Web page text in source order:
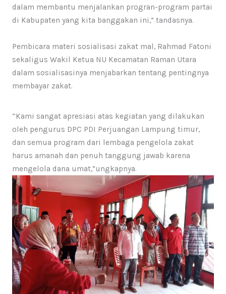
dalam membantu menjalankan progran-program partai
di Kabupaten yang kita banggakan ini,” tandasnya.
Pembicara materi sosialisasi zakat mal, Rahmad Fatoni
sekaligus Wakil Ketua NU Kecamatan Raman Utara
dalam sosialisasinya menjabarkan tentang pentingnya
membayar zakat.
“Kami sangat apresiasi atas kegiatan yang dilakukan
oleh pengurus DPC PDI Perjuangan Lampung timur,
dan semua program dari lembaga pengelola zakat
harus amanah dan penuh tanggung jawab karena
mengelola dana umat,”ungkapnya.